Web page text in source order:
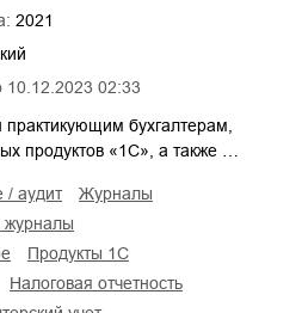
10.12.2023 02:33
2021
бухгалтерам,
продуктов «1С», а также …
/ аудит
журналы
журналы
продукты 1С
налоговая отчетность